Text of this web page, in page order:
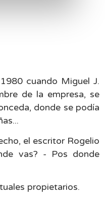
cuando Miguel J.
de la empresa, se
donde se podía
el escritor Rogelio
vas? - Pos donde
propietarios.